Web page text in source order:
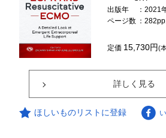
出版年
：2021
ページ数 ：
定価 15,730円(
詳しく見る
ほしいものリストに登録